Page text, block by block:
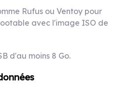
Rufus ou Ventoy pour
avec l'image ISO de
d'au moins 8 Go.